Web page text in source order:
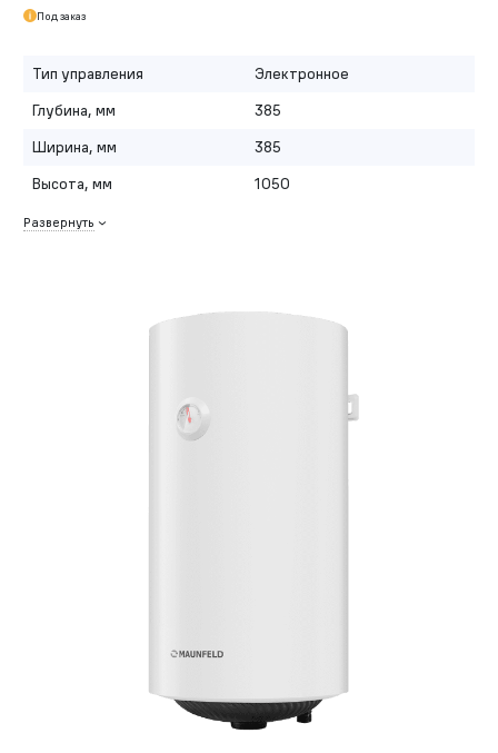
Под заказ
Тип управления
Электронное
Глубина, мм
385
Ширина, мм
385
Высота, мм
1050
Развернуть